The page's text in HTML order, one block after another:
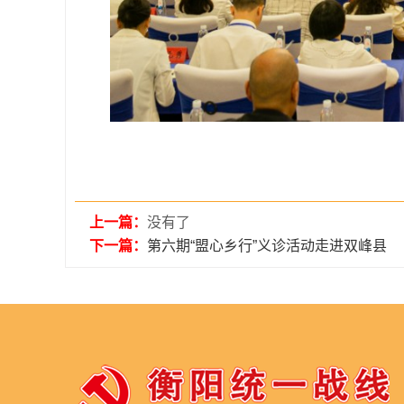
上一篇： 没有了
下一篇： 第六期“盟心乡行”义诊活动走进双峰县